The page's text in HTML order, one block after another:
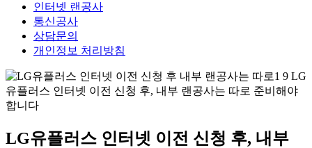
인터넷 랜공사
통신공사
상담문의
개인정보 처리방침
LG유플러스 인터넷 이전 신청 후, 내부